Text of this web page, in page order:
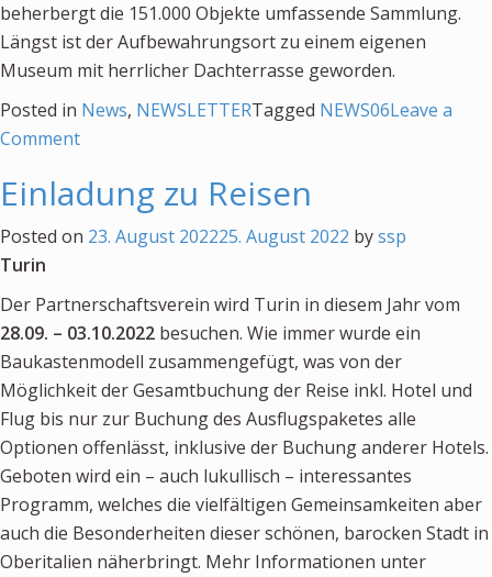
beherbergt die 151.000 Objekte umfassende Sammlung.
Längst ist der Aufbewahrungsort zu einem eigenen
Museum mit herrlicher Dachterrasse geworden.
Posted in News, NEWSLETTERTagged NEWS06Leave a
Commenton
Einladung zu Reisen
Posted on 23. August 202225. August 2022 byssp
Turin
Der Partnerschaftsverein wird Turin in diesem Jahr vom
28.09. – 03.10.2022 besuchen. Wie immer wurde ein
Baukastenmodell zusammengefügt, was von der
Möglichkeit der Gesamtbuchung der Reise inkl. Hotel und
Flug bis nur zur Buchung des Ausflugspaketes alle
Optionen offenlässt, inklusive der Buchung anderer Hotels.
Geboten wird ein – auch lukullisch – interessantes
Programm, welches die vielfältigen Gemeinsamkeiten aber
auch die Besonderheiten dieser schönen, barocken Stadt in
Oberitalien näherbringt. Mehr Informationen unter